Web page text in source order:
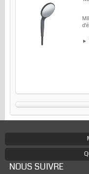
NOUS SUIVRE